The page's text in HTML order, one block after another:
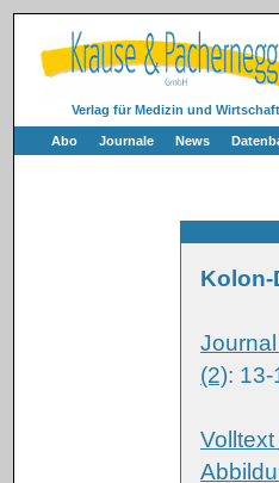
Verlag für Medizin und Wirtschaft
Abo Journale News
(2): 13-